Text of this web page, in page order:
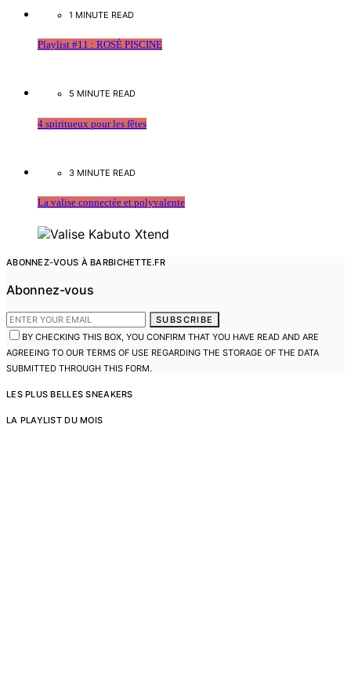
1 MINUTE READ
Playlist #11 : ROSÉ PISCINE
5 MINUTE READ
4 spiritueux pour les fêtes
3 MINUTE READ
La valise connectée et polyvalente
ABONNEZ-VOUS À BARBICHETTE.FR
Abonnez-vous
SUBSCRIBE
BY CHECKING THIS BOX, YOU CONFIRM THAT YOU HAVE READ AND ARE
AGREEING TO OUR TERMS OF USE REGARDING THE STORAGE OF THE DATA
SUBMITTED THROUGH THIS FORM.
LES PLUS BELLES SNEAKERS
LA PLAYLIST DU MOIS